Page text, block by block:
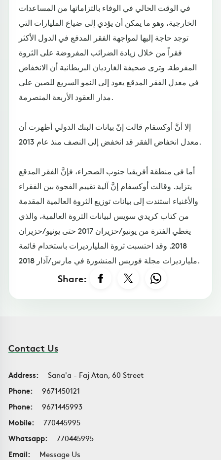
في الوقت الحالي في الوفاء بالتزاماتها من المساعدات
الخارجية، وهو ما يمكن أن يؤدي إلى ضياع المليارات التي
توجد حاجة إليها لمواجهة الفقر المدقع في الدول الأكثر
فقراً من خلال زيادة الضرائب المفروضة على الثروة
المفرطة. وترى صحيفة الغارديان البريطانية أن الانخفاض
في معدل الفقر المدقع يعود إلى النمو السريع للصين على
مدار العقود الأربعة المنصرمة.
إلا أنَّ أوكسفام قالت إنّ بيانات البنك الدولي أظهرت أن
معدل انخفاض الفقر قد انخفض إلى النصف منذ عام 2013.
أما في منطقة أفريقيا جنوب الصحراء، فإنَّ الفقر المدقع
يتزايد. وقالت أوكسفام إنَّ آلية تقييم الفجوة بين الفقراء
والأغنياء استندت إلى بيانات توزيع الثروة العالمية المقدمة
من كتاب كريدي سويس لبيانات الثروة العالمية، والذي
يغطي الفترة من يونيو/حزيران 2017 حتى يونيو/حزيران
2018. وقد احتسبت ثروة المليارديرات باستخدام قائمة
مليارديرات مجلة فوربس المنشورة في مارس/آذار 2018.
Share:
Contact Us
Address:
Sana'a - Faj Atan, 60 Street
Phone:
9671450121
Phone:
9671445993
Mobile:
770445995
Whatsapp:
770445995
Email:
Message Us